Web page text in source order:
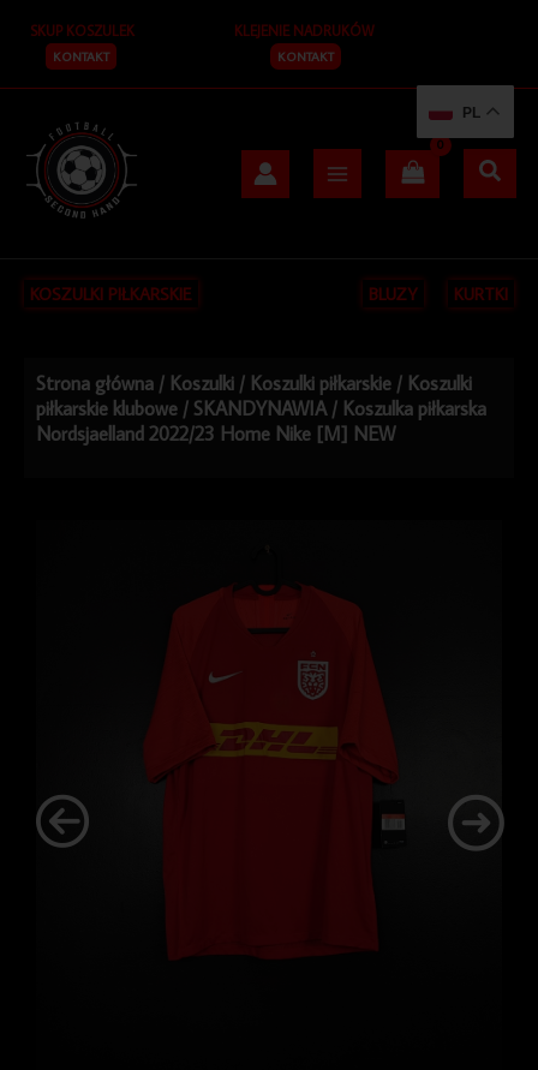
treści
SKUP KOSZULEK
KONTAKT
KLEJENIE NADRUKÓW
KONTAKT
KOSZULKI PIŁKARSKIE BLUZY KURTKI
Strona główna / Koszulki / Koszulki piłkarskie / Koszulki
piłkarskie klubowe / SKANDYNAWIA / Koszulka piłkarska
Nordsjaelland 2022/23 Home Nike [M] NEW
PL